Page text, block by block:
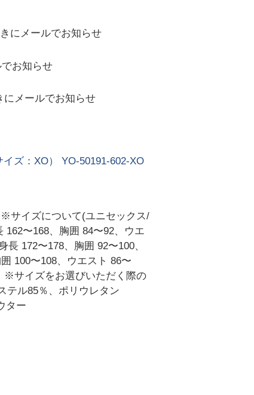
にメールでお知らせ
お知らせ
メールでお知らせ
ズ：XO） YO-50191-602-XO
※サイズについて(ユニセックス/
162〜168、胸囲 84〜92、ウエ
172〜178、胸囲 92〜100、
100〜108、ウエスト 86〜
※サイズをお選びいただく際の
ル85％、ポリウレタン
ター